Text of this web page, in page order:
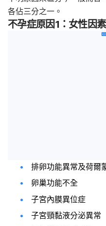
各佔三分之一。
不孕症原因1：女性因素
排卵功能異常及荷爾
卵巢功能不全
子宮內膜異位症
子宮頸黏液分泌異常